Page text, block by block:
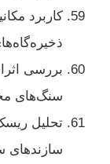
کاربرد
بررسی
سنگ‌های
تحلیل
سازندهای